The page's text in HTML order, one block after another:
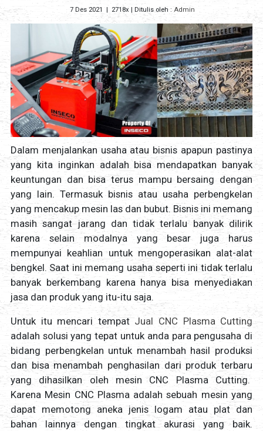
7 Des 2021 2718x | Ditulis oleh : Admin
Dalam menjalankan usaha atau bisnis apapun pastinya
yang kita inginkan adalah bisa mendapatkan banyak
keuntungan dan bisa terus mampu bersaing dengan
yang lain. Termasuk bisnis atau usaha perbengkelan
yang mencakup mesin las dan bubut. Bisnis ini memang
masih sangat jarang dan tidak terlalu banyak dilirik
karena selain modalnya yang besar juga harus
mempunyai keahlian untuk mengoperasikan alat-alat
bengkel. Saat ini memang usaha seperti ini tidak terlalu
banyak berkembang karena hanya bisa menyediakan
jasa dan produk yang itu-itu saja.
Untuk itu mencari tempat Jual CNC Plasma Cutting
adalah solusi yang tepat untuk anda para pengusaha di
bidang perbengkelan untuk menambah hasil produksi
dan bisa menambah penghasilan dari produk terbaru
yang dihasilkan oleh mesin CNC Plasma Cutting.
Karena Mesin CNC Plasma adalah sebuah mesin yang
dapat memotong aneka jenis logam atau plat dan
bahan lainnya dengan tingkat akurasi yang baik.